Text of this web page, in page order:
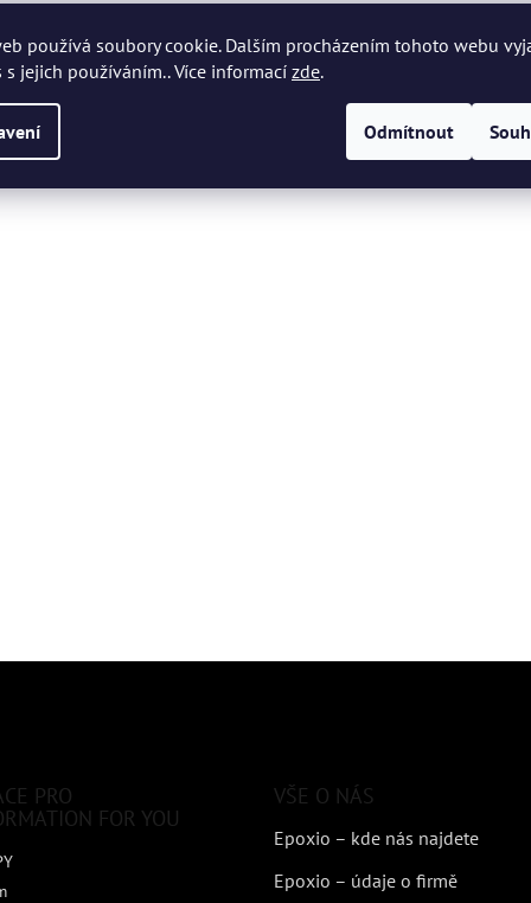
používá soubory cookie. Dalším procházením tohoto webu
s jejich používáním.. Více informací zde.
Odmítnout
PRO
FOR YOU
VŠE O NÁS
Epoxio – kde nás najdete
Epoxio – údaje o firmě